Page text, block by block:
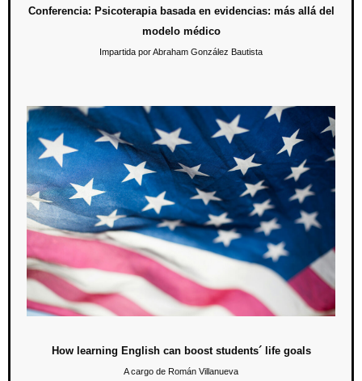
Conferencia: Psicoterapia basada en evidencias: más allá del
modelo médico
Impartida por Abraham González Bautista
How learning English can boost students´ life goals
El pasado 24 de abril los estudiantes de sexto trimestre de inglés
impartieron una plenaria académica para compartir sus experiencias
personales sobre el impacto que ha generado el desarrollo de las
habilidades del habla inglesa en su desempeño personal y profesional.
How learning English can boost students´ life goals
A cargo de Román Villanueva